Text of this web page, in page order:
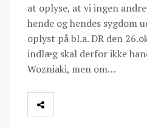
at oplyse, at vi ingen
hende og hendes sygdom
oplyst på bl.a. DR den
indlæg skal derfor ikke
Wozniaki, men om…